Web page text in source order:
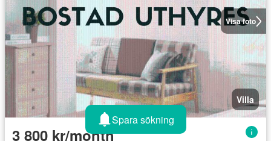
Visa foto
Villa
3 800 kr/month
Spara sökning